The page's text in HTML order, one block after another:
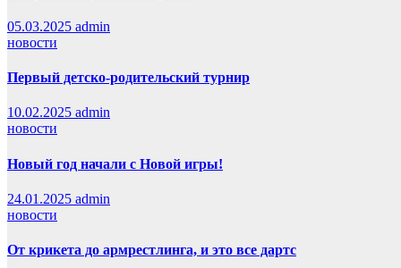
05.03.2025 admin
новости
Первый детско-родительский турнир
10.02.2025 admin
новости
Новый год начали с Новой игры!
24.01.2025 admin
новости
От крикета до армрестлинга, и это все дартс